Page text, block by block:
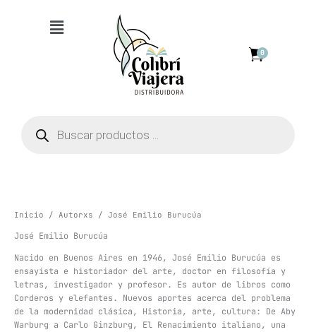
Menú
0
productos
Inicio / Autorxs / José Emilio Burucúa
José Emilio Burucúa
Nacido en Buenos Aires en 1946, José Emilio Burucúa es
ensayista e historiador del arte, doctor en filosofía y
letras, investigador y profesor. Es autor de libros como
Corderos y elefantes. Nuevos aportes acerca del problema
de la modernidad clásica, Historia, arte, cultura: De Aby
Warburg a Carlo Ginzburg, El Renacimiento italiano, una